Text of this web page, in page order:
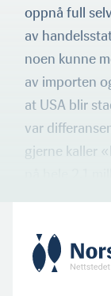
oppnå full
av
noen kunne
av importen
at USA blir
var
gjerne kaller